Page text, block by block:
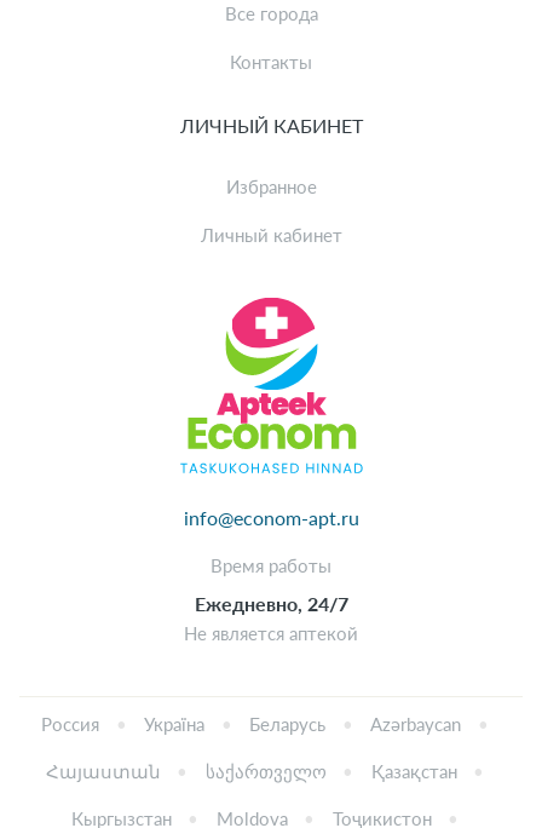
info@econom-apt.ru
Время работы
Ежедневно, 24/7
Не является аптекой
Все города
Контакты
ЛИЧНЫЙ КАБИНЕТ
Избранное
Личный кабинет
Россия Україна Беларусь Azərbaycan
Հայաստան საქართველო Қазақстан
Кыргызстан Moldova Тоҷикистон